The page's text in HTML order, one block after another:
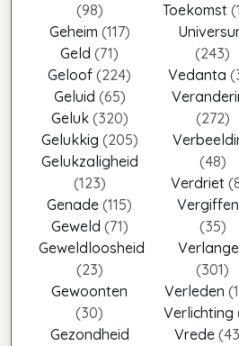
(98)
Geheim (117)
Geld (71)
Geloof (224)
Geluid (65)
Geluk (320)
Gelukkig (205)
Gelukzaligheid
(123)
Genade (115)
Geweld (71)
Geweldloosheid
(23)
Gewoonten
(30)
Gezondheid
Toekomst
(243)
Vedanta
(272)
(48)
Verdriet
(35)
(301)
Verleden
Verlichting
Vrede